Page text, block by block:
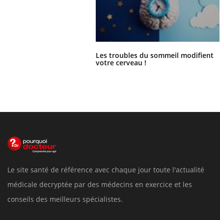
Les troubles du sommeil modifient
votre cerveau !
Le site santé de référence avec chaque jour toute l'actualité
médicale decryptée par des médecins en exercice et les
conseils des meilleurs spécialistes.